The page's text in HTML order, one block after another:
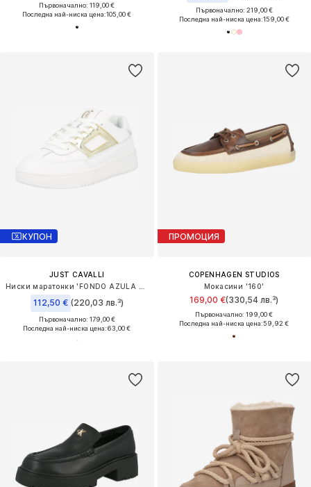
Първоначално: 119,00 €
Последна най-ниска цена:105,00 €
Първоначално: 219,00 €
Последна най-ниска цена:159,00 €
КУПОН
JUST CAVALLI
Ниски маратонки 'FONDO AZULA DIS. 02'
112,50 € (220,03 лв.³)
Първоначално: 179,00 €
Последна най-ниска цена:63,00 €
ПРОМОЦИЯ
COPENHAGEN STUDIOS
Мокасини '160'
169,00 €(330,54 лв.³)
Първоначално: 199,00 €
Последна най-ниска цена:59,92 €